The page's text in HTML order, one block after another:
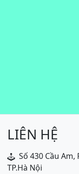
LIÊN HỆ
Số 430 Cầu Am,
TP.Hà Nội